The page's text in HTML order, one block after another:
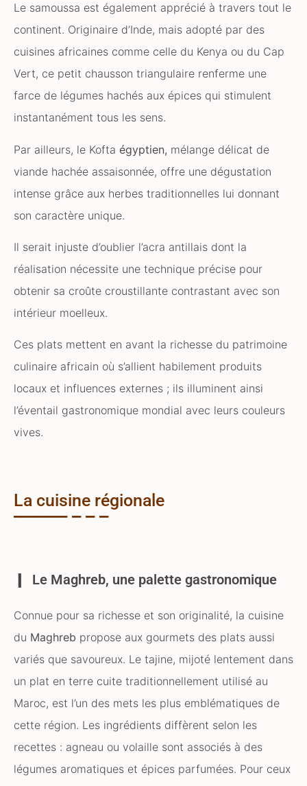
Le samoussa est également apprécié à travers tout le
continent. Originaire d’Inde, mais adopté par des
cuisines africaines comme celle du Kenya ou du Cap
Vert, ce petit chausson triangulaire renferme une
farce de légumes hachés aux épices qui stimulent
instantanément tous les sens.
Par ailleurs, le Kofta égyptien, mélange délicat de
viande hachée assaisonnée, offre une dégustation
intense grâce aux herbes traditionnelles lui donnant
son caractère unique.
Il serait injuste d’oublier l’acra antillais dont la
réalisation nécessite une technique précise pour
obtenir sa croûte croustillante contrastant avec son
intérieur moelleux.
Ces plats mettent en avant la richesse du patrimoine
culinaire africain où s’allient habilement produits
locaux et influences externes ; ils illuminent ainsi
l’éventail gastronomique mondial avec leurs couleurs
vives.
La cuisine régionale
Le Maghreb, une palette gastronomique
Connue pour sa richesse et son originalité, la cuisine
du Maghreb propose aux gourmets des plats aussi
variés que savoureux. Le tajine, mijoté lentement dans
un plat en terre cuite traditionnellement utilisé au
Maroc, est l’un des mets les plus emblématiques de
cette région. Les ingrédients diffèrent selon les
recettes : agneau ou volaille sont associés à des
légumes aromatiques et épices parfumées. Pour ceux